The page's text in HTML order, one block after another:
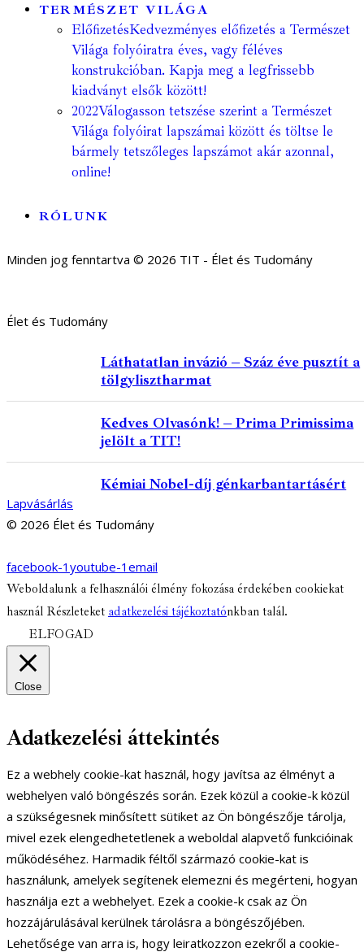
TERMÉSZET VILÁGA
ElőfizetésKedvezményes előfizetés a Természet
Világa folyóiratra éves, vagy féléves
konstrukcióban. Kapja meg a legfrissebb
kiadványt elsők között!
2022Válogasson tetszése szerint a Természet
Világa folyóirat lapszámai között és töltse le
bármely tetszőleges lapszámot akár azonnal,
online!
RÓLUNK
Minden jog fenntartva © 2026 TIT - Élet és Tudomány
Élet és Tudomány
Láthatatlan invázió – Száz éve pusztít a
tölgylisztharmat
Kedves Olvasónk! – Prima Primissima
jelölt a TIT!
Kémiai Nobel-díj génkarbantartásért
Lapvásárlás
© 2026 Élet és Tudomány
facebook-1 youtube-1 email
Weboldalunk a felhasználói élmény fokozása érdekében cookiekat
használ Részleteket adatkezelési tájékoztatónkban talál.
ELFOGAD
Close
Adatkezelési áttekintés
Ez a webhely cookie-kat használ, hogy javítsa az élményt a
webhelyen való böngészés során. Ezek közül a cookie-k közül
a szükségesnek minősített sütiket az Ön böngészője tárolja,
mivel ezek elengedhetetlenek a weboldal alapvető funkcióinak
működéséhez. Harmadik féltől származó cookie-kat is
használunk, amelyek segítenek elemezni és megérteni, hogyan
használja ezt a webhelyet. Ezek a cookie-k csak az Ön
hozzájárulásával kerülnek tárolásra a böngészőjében.
Lehetősége van arra is, hogy leiratkozzon ezekről a cookie-